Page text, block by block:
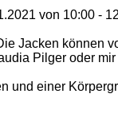
von 10:00 -
Jacken können
Pilger oder
und einer